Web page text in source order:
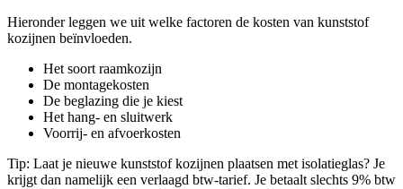
Hieronder leggen we uit welke factoren de kosten van kunststof
kozijnen beïnvloeden.
Het soort raamkozijn
De montagekosten
De beglazing die je kiest
Het hang- en sluitwerk
Voorrij- en afvoerkosten
Tip: Laat je nieuwe kunststof kozijnen plaatsen met isolatieglas? Je
krijgt dan namelijk een verlaagd btw-tarief. Je betaalt slechts 9% btw